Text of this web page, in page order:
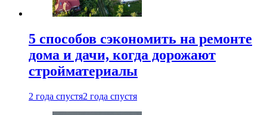
5 способов сэкономить на ремонте
дома и дачи, когда дорожают
стройматериалы
2 года спустя2 года спустя